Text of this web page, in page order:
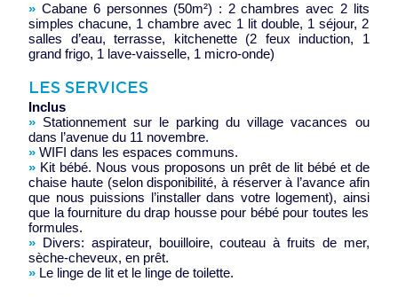
» Cabane 6 personnes (50m²) : 2 chambres avec 2 lits
simples chacune, 1 chambre avec 1 lit double, 1 séjour, 2
salles d’eau, terrasse, kitchenette (2 feux induction, 1
grand frigo, 1 lave-vaisselle, 1 micro-onde)
LES SERVICES
Inclus
» Stationnement sur le parking du village vacances ou
dans l’avenue du 11 novembre.
» WIFI dans les espaces communs.
» Kit bébé. Nous vous proposons un prêt de lit bébé et de
chaise haute (selon disponibilité, à réserver à l’avance afin
que nous puissions l’installer dans votre logement), ainsi
que la fourniture du drap housse pour bébé pour toutes les
formules.
» Divers: aspirateur, bouilloire, couteau à fruits de mer,
sèche-cheveux, en prêt.
» Le linge de lit et le linge de toilette.